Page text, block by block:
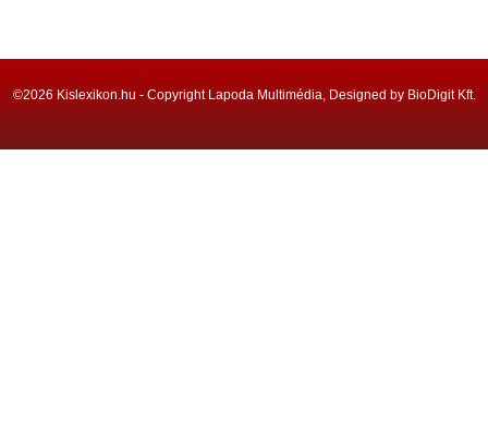
©2026 Kislexikon.hu - Copyright Lapoda Multimédia, Designed by BioDigit Kft.